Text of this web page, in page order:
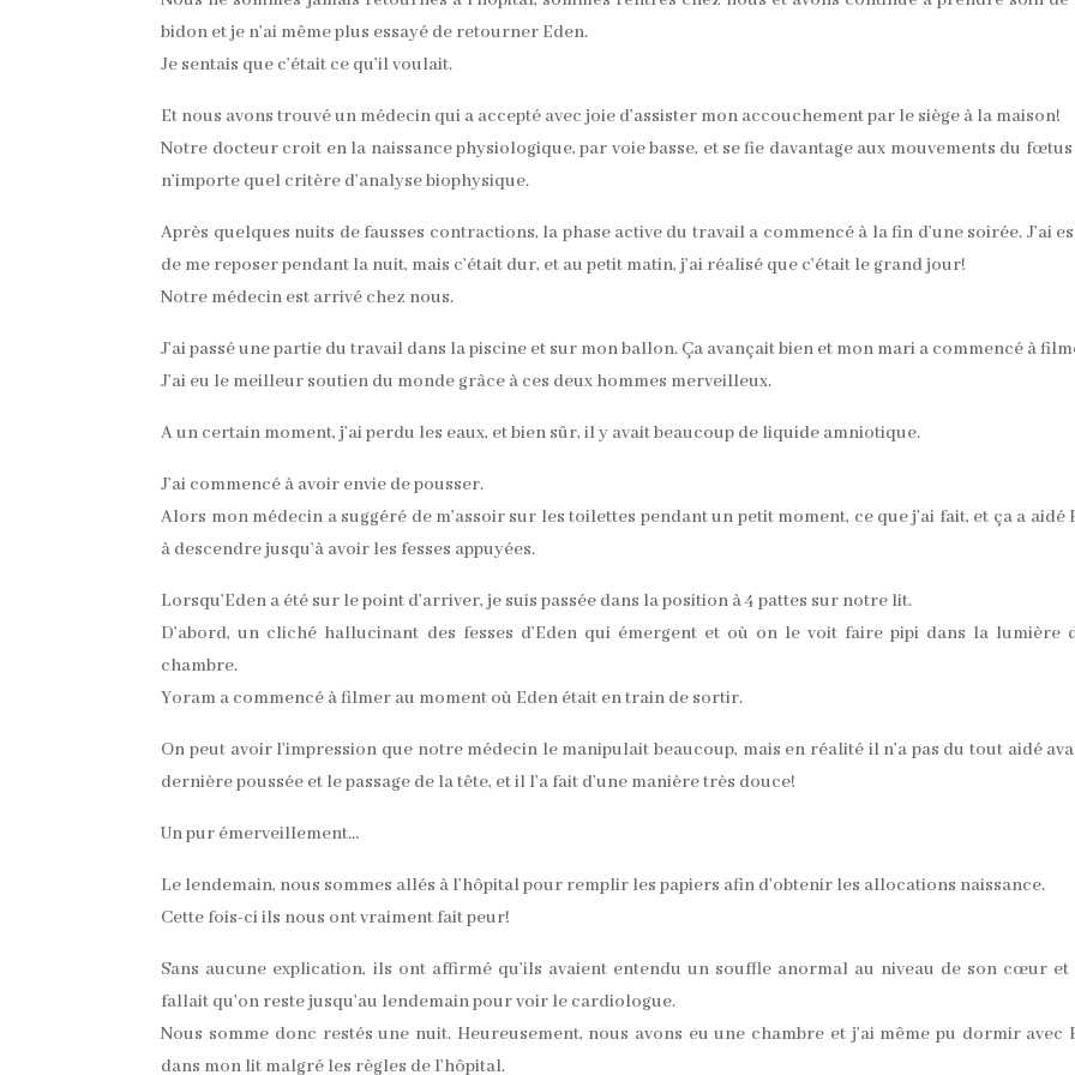
bidon et je n’ai même plus essayé de retourner Eden.
Je sentais que c’était ce qu’il voulait.
Et nous avons trouvé un médecin qui a accepté avec joie d’assister mon accouchement par le siège à la maison!
Notre docteur croit en la naissance physiologique, par voie basse, et se fie davantage aux mouvements du fœtus
n’importe quel critère d’analyse biophysique.
Après quelques nuits de fausses contractions, la phase active du travail a commencé à la fin d’une soirée. J’ai
de me reposer pendant la nuit, mais c’était dur, et au petit matin, j’ai réalisé que c’était le grand jour!
Notre médecin est arrivé chez nous.
J’ai passé une partie du travail dans la piscine et sur mon ballon. Ça avançait bien et mon mari a commencé à
J’ai eu le meilleur soutien du monde grâce à ces deux hommes merveilleux.
A un certain moment, j’ai perdu les eaux, et bien sûr, il y avait beaucoup de liquide amniotique.
J’ai commencé à avoir envie de pousser.
Alors mon médecin a suggéré de m’assoir sur les toilettes pendant un petit moment, ce que j’ai fait, et ça a aidé
à descendre jusqu’à avoir les fesses appuyées.
Lorsqu’Eden a été sur le point d’arriver, je suis passée dans la position à 4 pattes sur notre lit.
D’abord, un cliché hallucinant des fesses d’Eden qui émergent et où on le voit faire pipi dans la lumière
chambre.
Yoram a commencé à filmer au moment où Eden était en train de sortir.
On peut avoir l’impression que notre médecin le manipulait beaucoup, mais en réalité il n’a pas du tout aidé
dernière poussée et le passage de la tête, et il l’a fait d’une manière très douce!
Un pur émerveillement…
Le lendemain, nous sommes allés à l’hôpital pour remplir les papiers afin d’obtenir les allocations naissance.
Cette fois-ci ils nous ont vraiment fait peur!
Sans aucune explication, ils ont affirmé qu’ils avaient entendu un souffle anormal au niveau de son cœur et
fallait qu’on reste jusqu’au lendemain pour voir le cardiologue.
Nous somme donc restés une nuit. Heureusement, nous avons eu une chambre et j’ai même pu dormir avec
dans mon lit malgré les règles de l’hôpital.